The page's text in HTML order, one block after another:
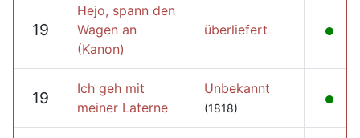
19
Hejo, spann den
Wagen an
(Kanon)
überliefert
19
Ich geh mit
meiner Laterne
Unbekannt
(1818)